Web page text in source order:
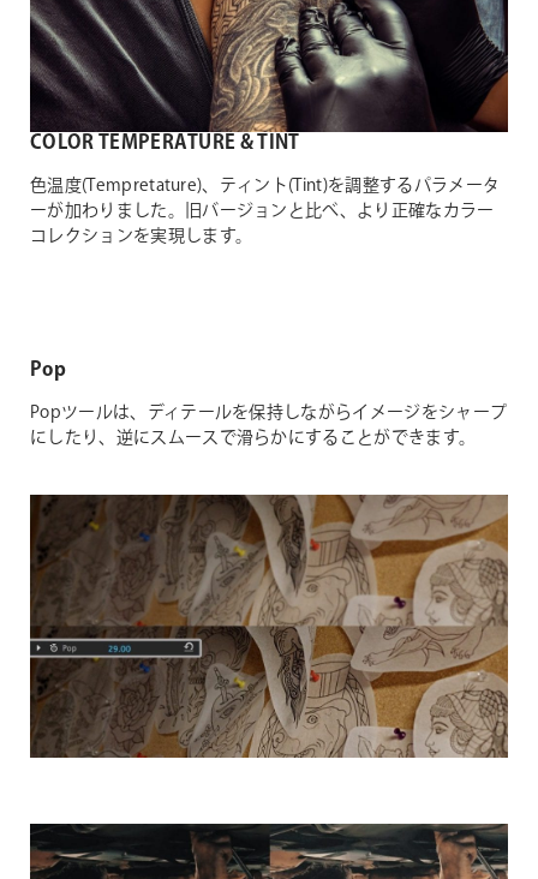
COLOR TEMPERATURE & TINT
色温度(Tempretature)、ティント(Tint)を調整するパラメータ
ーが加わりました。旧バージョンと比べ、より正確なカラー
コレクションを実現します。
Pop
Popツールは、ディテールを保持しながらイメージをシャープ
にしたり、逆にスムースで滑らかにすることができます。